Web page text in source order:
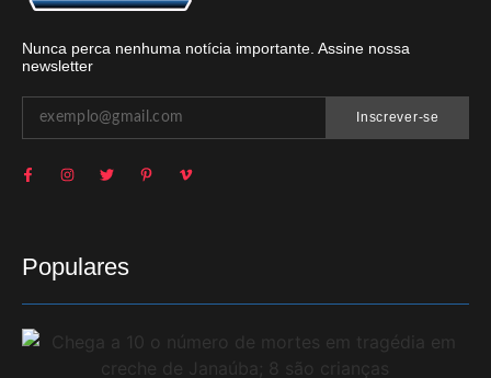
Nunca perca nenhuma notícia importante. Assine nossa
newsletter
Inscrever-se
Populares